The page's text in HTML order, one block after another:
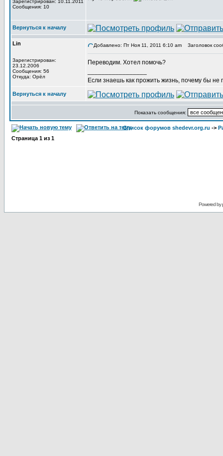
Зарегистрирован: 10.11.2011
Сообщения: 10
Вернуться к началу
Lin
Зарегистрирован:
23.12.2006
Сообщения: 56
Откуда: Орёл
Добавлено: Пт Ноя 11, 2011 6:10 am Заголовок
Переводим. Хотел помочь?
Если знаешь как прожить жизнь, почему бы не
Вернуться к началу
Показать сообщения:
Список форумов shedevr.org.ru ->
Страница 1 из 1
Powered by